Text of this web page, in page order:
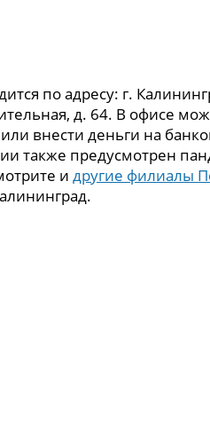
по адресу: г.
д. 64. В офисе
внести деньги на
также предусмотрен
идругие филиалы